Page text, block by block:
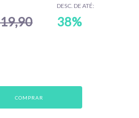
DESC. DE ATÉ:
38%
COMPRAR